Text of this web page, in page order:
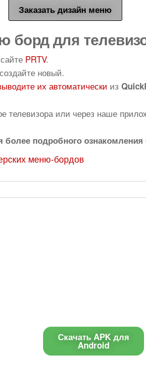
Заказать дизайн меню
борд для
PRTV.
новый.
их автоматически из
телевизора или через наше
более подробного ознакомления
меню-бордов
Скачать APK для
Android